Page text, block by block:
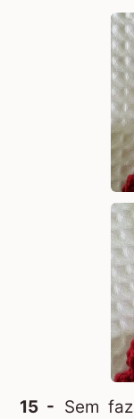
15 - Sem